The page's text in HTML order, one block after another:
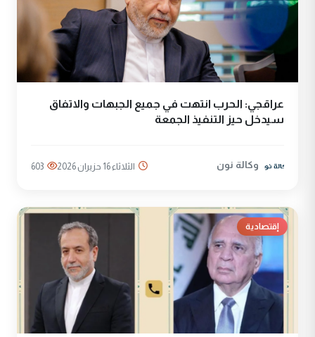
عراقجي: الحرب انتهت في جميع الجبهات والاتفاق
سيدخل حيز التنفيذ الجمعة
وكالة نون الثلاثاء 16 حزيران 2026 603
إقتصادية